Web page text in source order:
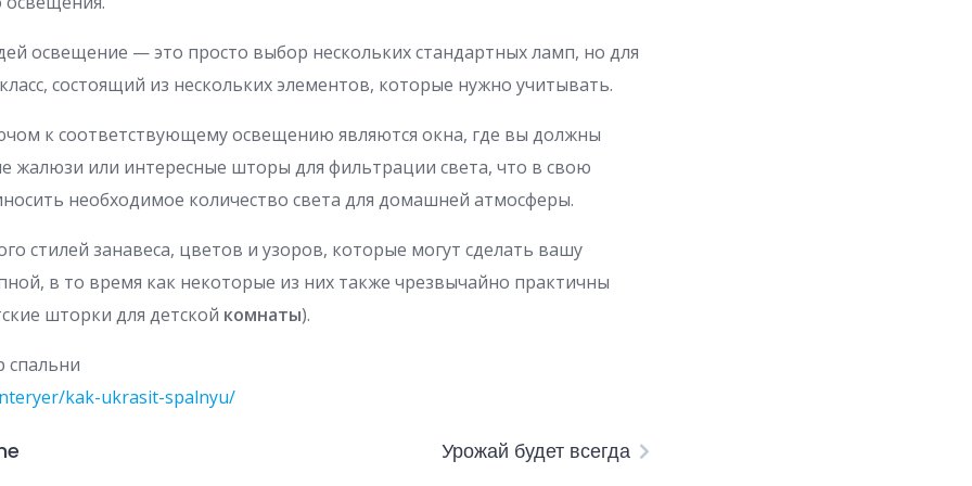
освещение — это просто выбор нескольких стандартных ламп, но для
состоящий из нескольких элементов, которые нужно учитывать.
к соответствующему освещению являются окна, где вы должны
жалюзи или интересные шторы для фильтрации света, что в свою
необходимое количество света для домашней атмосферы.
стилей занавеса, цветов и узоров, которые могут сделать вашу
в то время как некоторые из них также чрезвычайно практичны
шторки для детской комнаты).
kak-ukrasit-spalnyu/
Урожай будет всегда